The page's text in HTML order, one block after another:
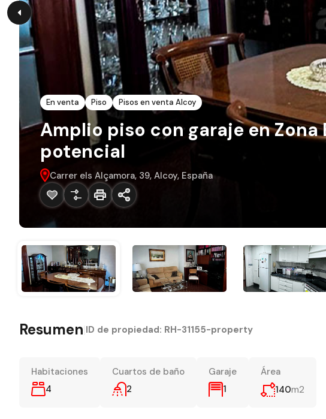
En venta Piso Pisos en venta Alcoy
Amplio piso con garaje en
potencial
Carrer els Alçamora, 39, Alcoy, España
Resumen ID de propiedad: RH-31155-property
Habitaciones
4
Cuartos de baño
2
Garaje
1
Área
140m2